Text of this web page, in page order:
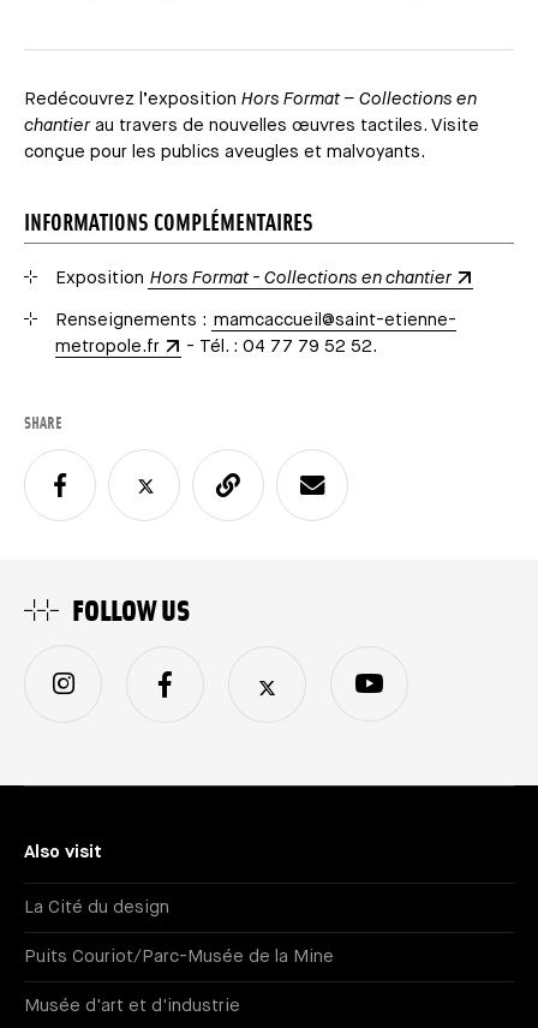
Redécouvrez l’exposition Hors Format – Collections en
chantierau travers de nouvelles œuvres tactiles. Visite
conçue pour les publics aveugles et malvoyants.
INFORMATIONS COMPLÉMENTAIRES
Exposition Hors Format - Collections en chantier
Renseignements : mamcaccueil@saint-etienne-
metropole.fr
- Tél. : 04 77 79 52 52.
SHARE
Also visit
La Cité du design
Puits Couriot/Parc-Musée de la Mine
Musée d'art et d'industrie
FOLLOW US